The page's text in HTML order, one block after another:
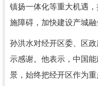
镇扬一体化等重大机遇
施障碍，加快建设产城融
孙洪水对经开区委、区
示感谢。他表示，中国
景，始终把经开区作为